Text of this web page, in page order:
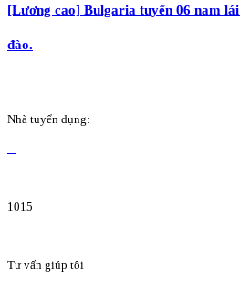
[Lương cao] Bulgaria tuyển 06 nam
đào.
Nhà tuyển dụng:
1015
Tư vấn giúp tôi